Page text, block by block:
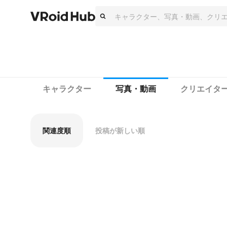
キャラクター 写真・動画 クリエイタ
関連度順 投稿が新しい順